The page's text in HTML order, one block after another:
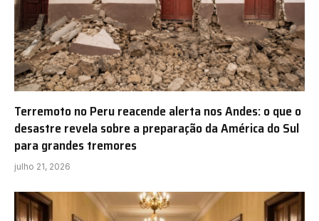
Terremoto no Peru reacende alerta nos Andes: o que o
desastre revela sobre a preparação da América do Sul
para grandes tremores
julho 21, 2026